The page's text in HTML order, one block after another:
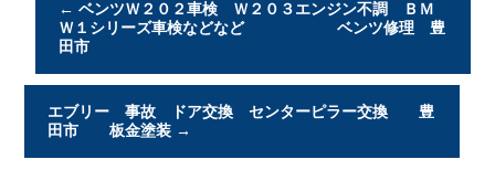
← ベンツＷ２０２車検 Ｗ２０３エンジン不調 ＢＭ
Ｗ１シリーズ車検などなど ベンツ修理 豊
田市
エブリー 事故 ドア交換 センターピラー交換 豊
田市 板金塗装 →